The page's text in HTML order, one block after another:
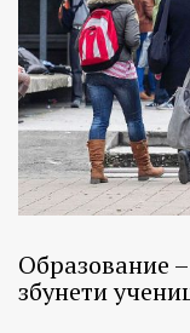
Образование
збунети